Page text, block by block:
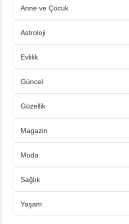
Anne ve Çocuk
Astroloji
Evlilik
Güncel
Güzellik
Magazin
Moda
Sağlık
Yaşam